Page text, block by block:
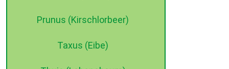
Prunus (Kirschlorbeer)
Taxus (Eibe)